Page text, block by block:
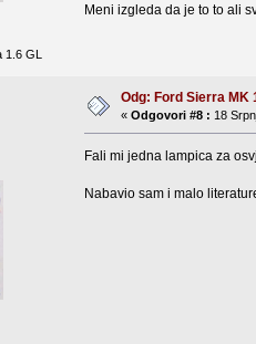
GL
Meni izgleda da je to to ali
Odg: Ford Sierra MK
« Odgovori #8 : 18
Fali mi jedna lampica za
Nabavio sam i malo